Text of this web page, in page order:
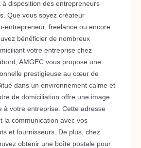
disposition des entrepreneurs
Que vous soyez créateur
entrepreneur, freelance ou encore
bénéficier de nombreux
votre entreprise chez
AMGEC vous propose une
prestigieuse au cœur de
dans un environnement calme et
de domiciliation offre une image
à votre entreprise. Cette adresse
la communication avec vos
et fournisseurs. De plus, chez
obtenir une boîte postale pour